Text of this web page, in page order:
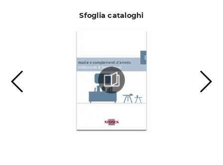
Sfoglia cataloghi